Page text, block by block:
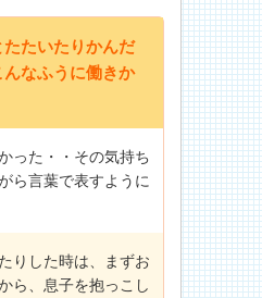
たいたりかんだ
んなふうに働きか
った・・その気持ち
ら言葉で表すように
りした時は、まずお
ら、息子を抱っこし